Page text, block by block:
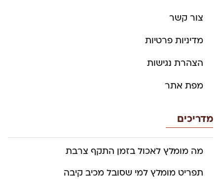
צור קשר
מדיניות פרטיות
הצהרת נגישות
מפת אתר
מדריכים
מה מומלץ לאכול בזמן התקף צרבת
תפריט מומלץ למי שסובל מכיב קיבה